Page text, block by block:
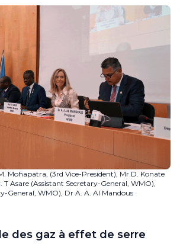
Mohapatra, (3rd Vice-President), Mr D. Konate
T Asare (Assistant Secretary-General, WMO),
General, WMO), Dr A. A. Al Mandous
des gaz à effet de serre